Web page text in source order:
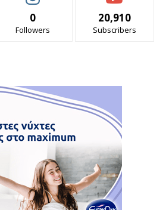
0
Followers
20,910
Subscribers